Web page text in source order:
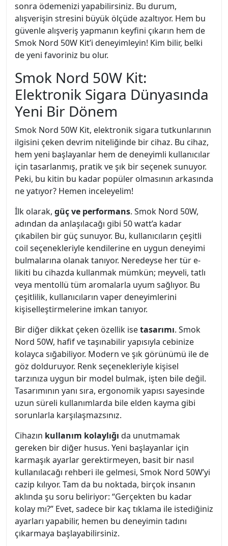
sonra ödemenizi yapabilirsiniz. Bu durum,
alışverişin stresini büyük ölçüde azaltıyor. Hem bu
güvenle alışveriş yapmanın keyfini çıkarın hem de
Smok Nord 50W Kit’i deneyimleyin! Kim bilir, belki
de yeni favoriniz bu olur.
Smok Nord 50W Kit:
Elektronik Sigara Dünyasında
Yeni Bir Dönem
Smok Nord 50W Kit, elektronik sigara tutkunlarının
ilgisini çeken devrim niteliğinde bir cihaz. Bu cihaz,
hem yeni başlayanlar hem de deneyimli kullanıcılar
için tasarlanmış, pratik ve şık bir seçenek sunuyor.
Peki, bu kitin bu kadar popüler olmasının arkasında
ne yatıyor? Hemen inceleyelim!
İlk olarak, güç ve performans. Smok Nord 50W,
adından da anlaşılacağı gibi 50 watt’a kadar
çıkabilen bir güç sunuyor. Bu, kullanıcıların çeşitli
coil seçenekleriyle kendilerine en uygun deneyimi
bulmalarına olanak tanıyor. Neredeyse her tür e-
likiti bu cihazda kullanmak mümkün; meyveli, tatlı
veya mentollü tüm aromalarla uyum sağlıyor. Bu
çeşitlilik, kullanıcıların vaper deneyimlerini
kişiselleştirmelerine imkan tanıyor.
Bir diğer dikkat çeken özellik isetasarımı. Smok
Nord 50W, hafif ve taşınabilir yapısıyla cebinize
kolayca sığabiliyor. Modern ve şık görünümü ile de
göz dolduruyor. Renk seçenekleriyle kişisel
tarzınıza uygun bir model bulmak, işten bile değil.
Tasarımının yanı sıra, ergonomik yapısı sayesinde
uzun süreli kullanımlarda bile elden kayma gibi
sorunlarla karşılaşmazsınız.
Cihazın kullanım kolaylığı da unutmamak
gereken bir diğer husus. Yeni başlayanlar için
karmaşık ayarlar gerektirmeyen, basit bir nasıl
kullanılacağı rehberi ile gelmesi, Smok Nord 50W’yi
cazip kılıyor. Tam da bu noktada, birçok insanın
aklında şu soru beliriyor: “Gerçekten bu kadar
kolay mı?” Evet, sadece bir kaç tıklama ile istediğiniz
ayarları yapabilir, hemen bu deneyimin tadını
çıkarmaya başlayabilirsiniz.